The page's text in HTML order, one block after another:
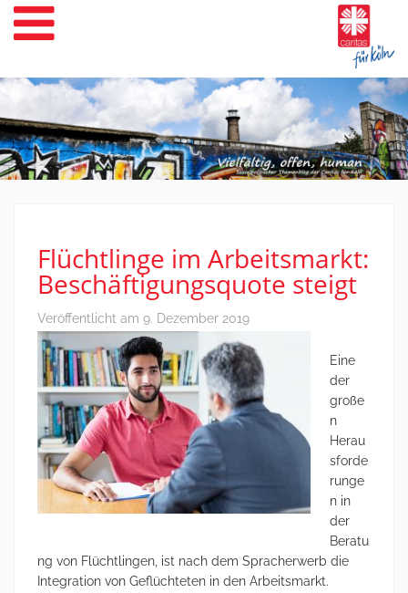
Weiter
zum
Inhalt
Flüchtlinge im Arbeitsmarkt:
Beschäftigungsquote steigt
Veröffentlicht am 9. Dezember 2019
Eine
der
große
n
Herau
sforde
runge
n in
der
Beratu
ng von Flüchtlingen, ist nach dem Spracherwerb die
Integration von Geflüchteten in den Arbeitsmarkt.